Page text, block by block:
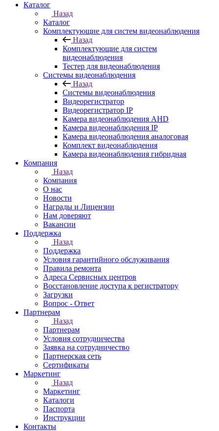
Каталог
Назад
Каталог
Комплектующие для систем видеонаблюдения
Назад
Комплектующие для систем
видеонаблюдения
Тестер для видеонаблюдения
Системы видеонаблюдения
Назад
Системы видеонаблюдения
Видеорегистратор
Видеорегистратор IP
Камера видеонаблюдения AHD
Камера видеонаблюдения IP
Камера видеонаблюдения аналоговая
Комплект видеонаблюдения
Камера видеонаблюдения гибридная
Компания
Назад
Компания
О нас
Новости
Награды и Лицензии
Нам доверяют
Вакансии
Поддержка
Назад
Поддержка
Условия гарантийного обслуживания
Правила ремонта
Адреса Сервисных центров
Восстановление доступа к регистратору
Загрузки
Вопрос - Ответ
Партнерам
Назад
Партнерам
Условия сотрудничества
Заявка на сотрудничество
Партнерская сеть
Сертификаты
Маркетинг
Назад
Маркетинг
Каталоги
Паспорта
Инструкции
Контакты